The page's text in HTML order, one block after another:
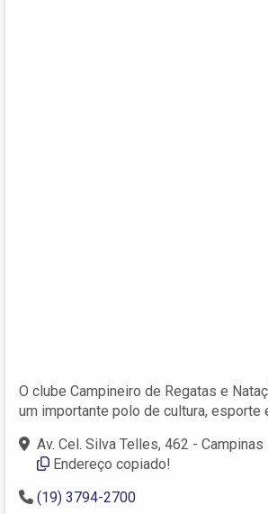
O clube Campineiro de Regatas e
um importante polo de cultura, esporte
Av. Cel. Silva Telles, 462 -
Endereço copiado!
(19) 3794-2700